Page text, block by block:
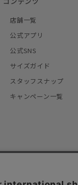
店舗一覧
公式アプリ
公式SNS
サイズガイド
スタッフスナップ
キャンペーン一覧